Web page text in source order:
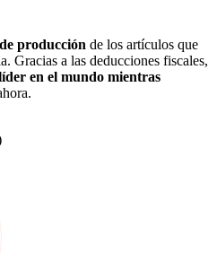
producción de los artículos que
Gracias a las deducciones fiscales,
en el mundo mientras